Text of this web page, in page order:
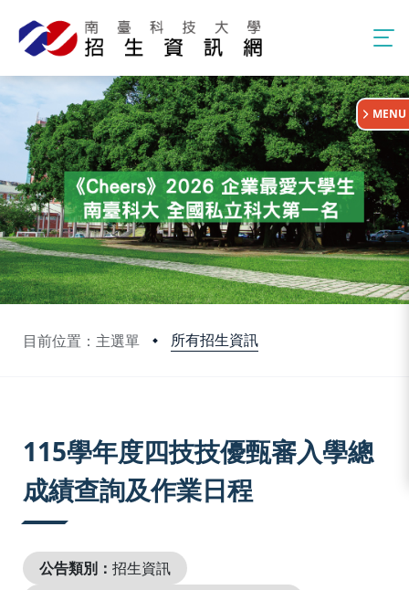
目前位置：主選單 所有招生資訊
:::
MENU
115學年度四技技優甄審入學總
成績查詢及作業日程
公告類別： 招生資訊